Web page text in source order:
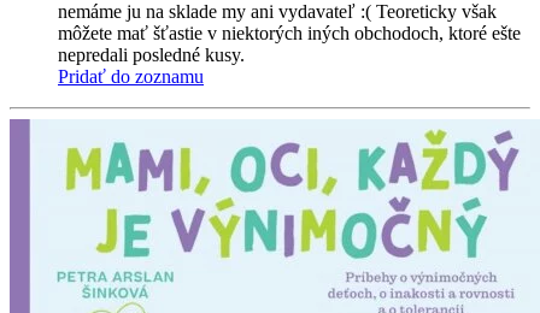
nemáme ju na sklade my ani vydavateľ :( Teoreticky však
môžete mať šťastie v niektorých iných obchodoch, ktoré ešte
nepredali posledné kusy.
Pridať do zoznamu